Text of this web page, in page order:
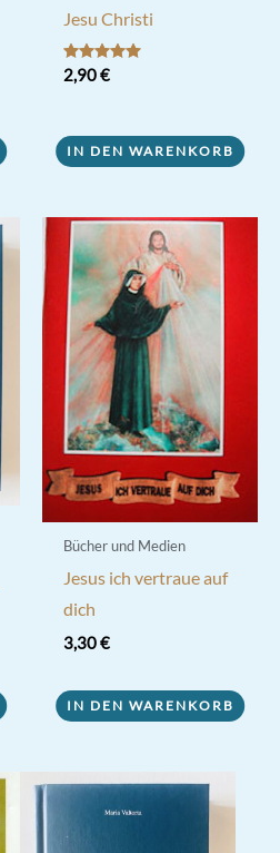
Jesu Christi
Bewertet mit
5.00
2,90€
IN DEN WARENKORB
Bücher und Medien
Jesus ich vertraue auf
dich
3,30€
IN DEN WARENKORB